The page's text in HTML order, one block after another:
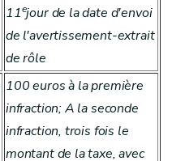
11ejour de la date d'envoi
de l'avertissement-extrait
de rôle
100 euros à la première
infraction; A la seconde
infraction, trois fois le
montant de la taxe, avec